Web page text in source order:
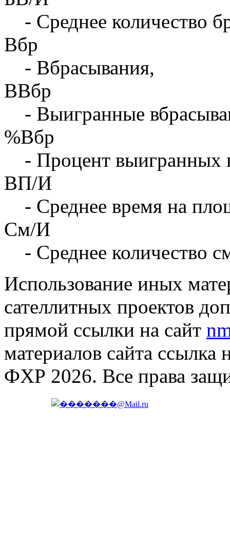
- Среднее количество
Вбр
- Вбрасывания,
ВВбр
- Выигранные
%Вбр
- Процент выигранных
ВП/И
- Среднее время на
См/И
- Среднее количество
Использование иных
сателлитных проектов
прямой ссылки на сайт
материалов сайта ссылка
ФХР 2026. Все права